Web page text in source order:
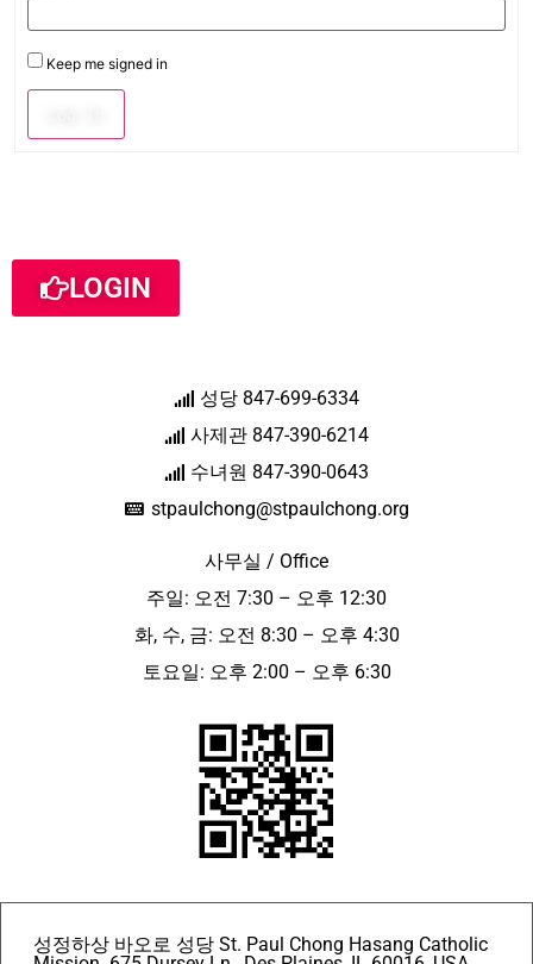
Keep me signed in
LOGIN
성당 847-699-6334
사제관 847-390-6214
수녀원 847-390-0643
stpaulchong@stpaulchong.org
사무실 / Office
주일: 오전 7:30 – 오후 12:30
화, 수, 금: 오전 8:30 – 오후 4:30
토요일: 오후 2:00 – 오후 6:30
성정하상 바오로 성당 St. Paul Chong Hasang Catholic